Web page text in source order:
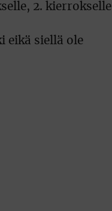
2. kierrokselle
eikä siellä ole